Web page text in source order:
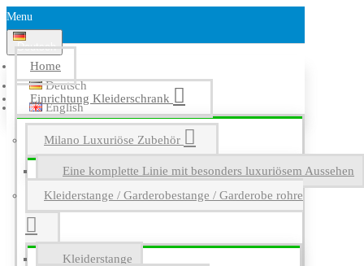
Menu
Deutsch
Deutsch
English
Home
Einrichtung Kleiderschrank
Milano Luxuriöse Zubehör
Eine komplette Linie mit besonders luxuriösem Aussehen
Kleiderstange / Garderobestange / Garderobe rohre
Kleiderstange